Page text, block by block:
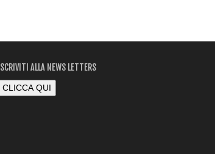
ISCRIVITI ALLA NEWS LETTERS
CLICCA QUI